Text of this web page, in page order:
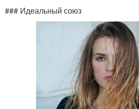
### Идеальный союз